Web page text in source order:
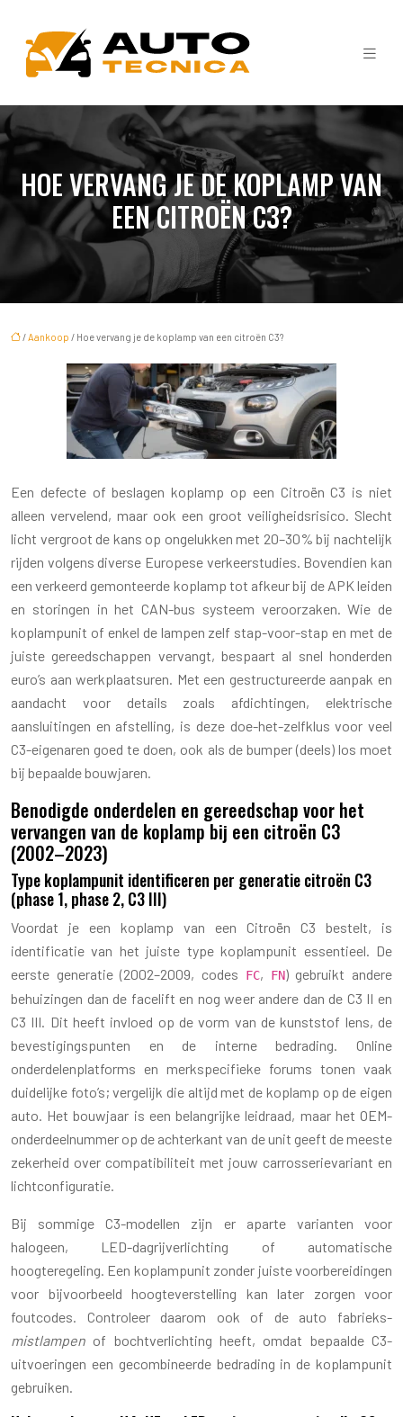
HOE VERVANG JE DE KOPLAMP VAN
EEN CITROËN C3?
/Aankoop / Hoe vervang je de koplamp van een citroën C3?
Een defecte of beslagen koplamp op een Citroën C3 is niet
alleen vervelend, maar ook een groot veiligheidsrisico. Slecht
licht vergroot de kans op ongelukken met 20–30% bij nachtelijk
rijden volgens diverse Europese verkeerstudies. Bovendien kan
een verkeerd gemonteerde koplamp tot afkeur bij de APK leiden
en storingen in het CAN-bus systeem veroorzaken. Wie de
koplampunit of enkel de lampen zelf stap-voor-stap en met de
juiste gereedschappen vervangt, bespaart al snel honderden
euro’s aan werkplaatsuren. Met een gestructureerde aanpak en
aandacht voor details zoals afdichtingen, elektrische
aansluitingen en afstelling, is deze doe-het-zelfklus voor veel
C3-eigenaren goed te doen, ook als de bumper (deels) los moet
bij bepaalde bouwjaren.
Benodigde onderdelen en gereedschap voor het
vervangen van de koplamp bij een citroën C3
(2002–2023)
Type koplampunit identificeren per generatie citroën C3
(phase 1, phase 2, C3 III)
Voordat je een koplamp van een Citroën C3 bestelt, is
identificatie van het juiste type koplampunit essentieel. De
eerste generatie (2002–2009, codes
FC, FN) gebruikt andere
behuizingen dan de facelift en nog weer andere dan de C3 II en
C3 III. Dit heeft invloed op de vorm van de kunststof lens, de
bevestigingspunten en de interne bedrading. Online
onderdelenplatforms en merkspecifieke forums tonen vaak
duidelijke foto’s; vergelijk die altijd met de koplamp op de eigen
auto. Het bouwjaar is een belangrijke leidraad, maar het OEM-
onderdeelnummer op de achterkant van de unit geeft de meeste
zekerheid over compatibiliteit met jouw carrosserievariant en
lichtconfiguratie.
Bij sommige C3-modellen zijn er aparte varianten voor
halogeen, LED-dagrijverlichting of automatische
hoogteregeling. Een koplampunit zonder juiste voorbereidingen
voor bijvoorbeeld hoogteverstelling kan later zorgen voor
foutcodes. Controleer daarom ook of de auto fabrieks-
mistlampen of bochtverlichting heeft, omdat bepaalde C3-
uitvoeringen een gecombineerde bedrading in de koplampunit
gebruiken.